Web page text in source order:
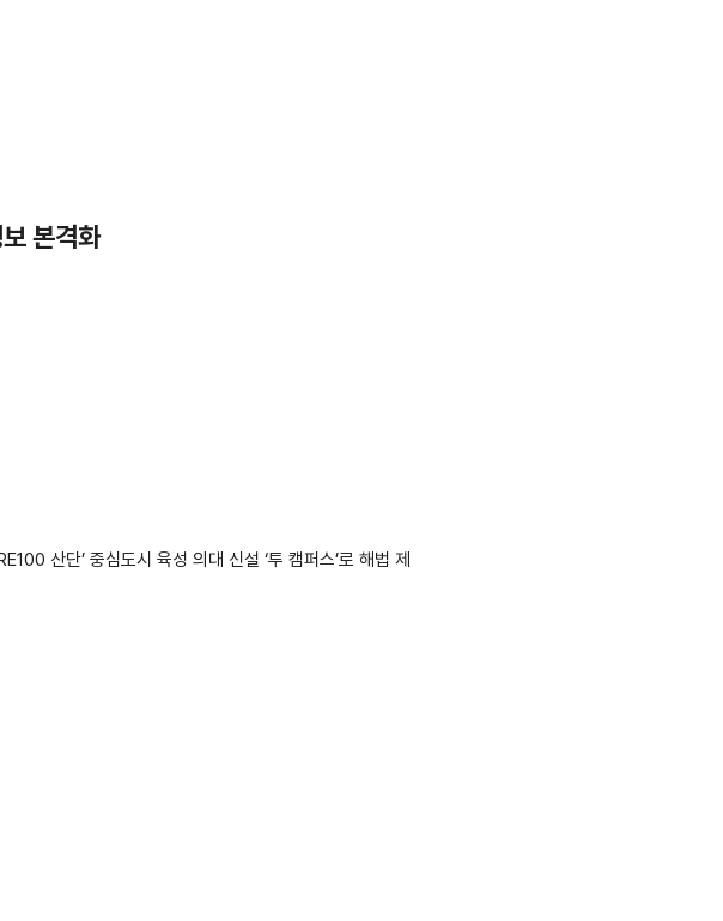
본격화
산단’ 중심도시 육성 의대 신설 ‘투 캠퍼스’로 해법 제